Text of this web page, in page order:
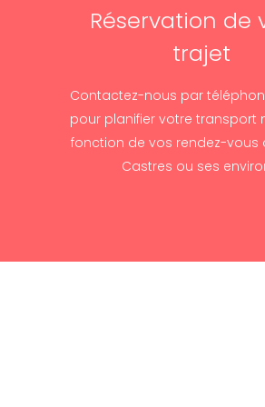
Réservation de
trajet
Contactez-nous par
pour planifier votre transport
fonction de vos rendez-vous
Castres ou ses